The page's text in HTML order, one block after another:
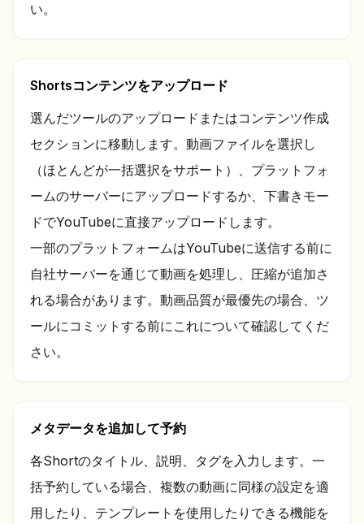
い。
Shortsコンテンツをアップロード
選んだツールのアップロードまたはコンテンツ作成
セクションに移動します。動画ファイルを選択し
（ほとんどが一括選択をサポート）、プラットフォ
ームのサーバーにアップロードするか、下書きモー
ドでYouTubeに直接アップロードします。
一部のプラットフォームはYouTubeに送信する前に
自社サーバーを通じて動画を処理し、圧縮が追加さ
れる場合があります。動画品質が最優先の場合、ツ
ールにコミットする前にこれについて確認してくだ
さい。
メタデータを追加して予約
各Shortのタイトル、説明、タグを入力します。一
括予約している場合、複数の動画に同様の設定を適
用したり、テンプレートを使用したりできる機能を